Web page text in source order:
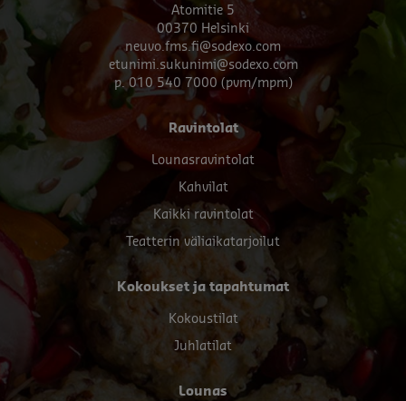
Atomitie 5
00370 Helsinki
neuvo.fms.fi@sodexo.com
etunimi.sukunimi@sodexo.com
p. 010 540 7000 (pvm/mpm)
Footer
menu
Ravintolat
Lounasravintolat
Kahvilat
Kaikki ravintolat
Teatterin väliaikatarjoilut
Kokoukset ja tapahtumat
Kokoustilat
Juhlatilat
Lounas